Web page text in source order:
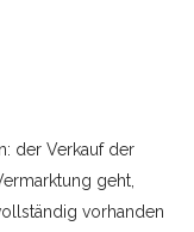
der Verkauf der
geht,
vorhanden